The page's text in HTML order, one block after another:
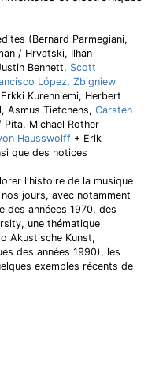
(Bernard Parmegiani,
/ Hrvatski, Ilhan
Bennett, Scott
López, Zbigniew
Kurenniemi, Herbert
Asmus Tietchens, Carsten
Pita, Michael Rother
Hausswolff + Erik
que des notices
l'histoire de la musique
jours, avec notamment
des annéees 1970, des
une thématique
Akustische Kunst,
des années 1990), les
exemples récents de